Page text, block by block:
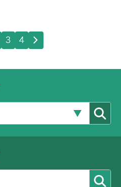
3 4